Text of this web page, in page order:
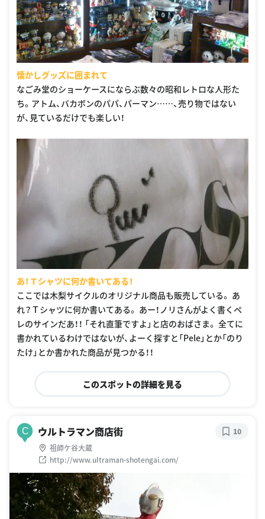
懐かしグッズに囲まれて
なごみ堂のショーケースにならぶ数々の昭和レトロな人形た
ち。アトム、バカボンのパパ、パーマン……、売り物ではない
が、見ているだけでも楽しい！
あ！Ｔシャツに何か書いてある！
ここでは木梨サイクルのオリジナル商品も販売している。 あ
れ？Ｔシャツに何か書いてある。 あー！ノリさんがよく書くペ
レのサインだあ！！ 「それ直筆ですよ」と店のおばさま。 全てに
書かれているわけではないが、よーく探すと「Pele」とか「のり
たけ」とか書かれた商品が見つかる！！
このスポットの詳細を見る
C ウルトラマン商店街
祖師ケ谷大蔵
http://www.ultraman-shotengai.com/
10